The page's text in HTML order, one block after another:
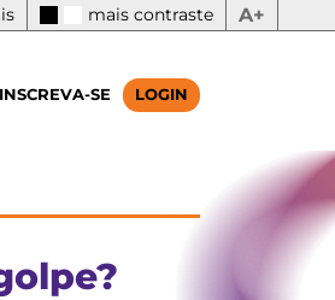
mais contraste A+
INSCREVA-SE LOGIN